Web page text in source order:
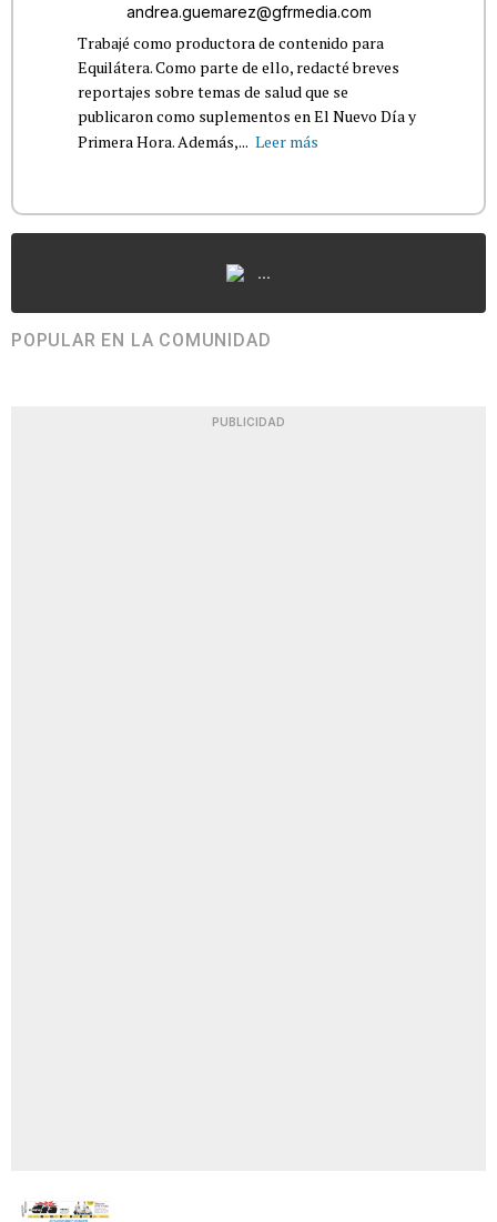
andrea.guemarez@gfrmedia.com
Trabajé como productora de contenido para
Equilátera. Como parte de ello, redacté breves
reportajes sobre temas de salud que se
publicaron como suplementos en El Nuevo Día y
Primera Hora. Además,... Leer más
...
POPULAR EN LA COMUNIDAD
PUBLICIDAD